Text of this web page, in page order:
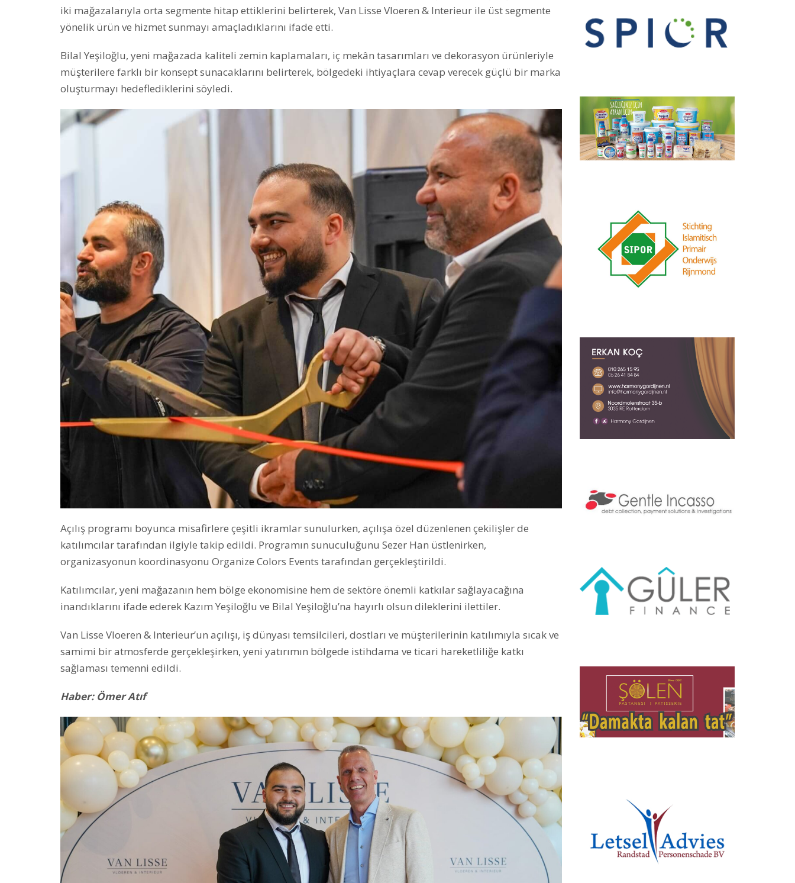
iki mağazalarıyla orta segmente hitap ettiklerini belirterek, Van Lisse Vloeren & Interieur ile üst segmente
yönelik ürün ve hizmet sunmayı amaçladıklarını ifade etti.
Bilal Yeşiloğlu, yeni mağazada kaliteli zemin kaplamaları, iç mekân tasarımları ve dekorasyon ürünleriyle
müşterilere farklı bir konsept sunacaklarını belirterek, bölgedeki ihtiyaçlara cevap verecek güçlü bir marka
oluşturmayı hedeflediklerini söyledi.
Açılış programı boyunca misafirlere çeşitli ikramlar sunulurken, açılışa özel düzenlenen çekilişler de
katılımcılar tarafından ilgiyle takip edildi. Programın sunuculuğunu Sezer Han üstlenirken,
organizasyonun koordinasyonu Organize Colors Events tarafından gerçekleştirildi.
Katılımcılar, yeni mağazanın hem bölge ekonomisine hem de sektöre önemli katkılar sağlayacağına
inandıklarını ifade ederek Kazım Yeşiloğlu ve Bilal Yeşiloğlu’na hayırlı olsun dileklerini ilettiler.
Van Lisse Vloeren & Interieur’un açılışı, iş dünyası temsilcileri, dostları ve müşterilerinin katılımıyla sıcak ve
samimi bir atmosferde gerçekleşirken, yeni yatırımın bölgede istihdama ve ticari hareketliliğe katkı
sağlaması temenni edildi.
Haber: Ömer Atıf